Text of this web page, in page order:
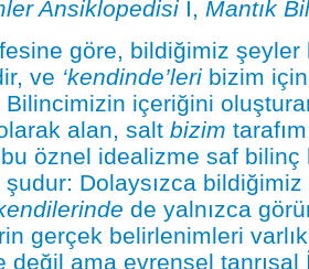
Ansiklopedisi I, Mantık
göre, bildiğimiz
ve ‘kendinde’leri bizim
Bilincimizin içeriğini
alan, salt bizim
öznel idealizme saf bilinç
şudur: Dolaysızca
de yalnızca
gerçek belirlenimleri
değil ama evrensel tanrısal